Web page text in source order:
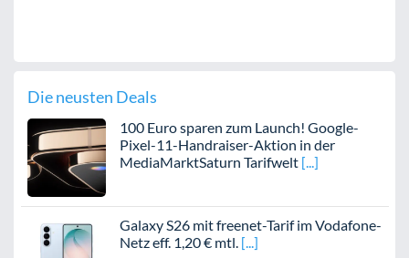
Die neusten Deals
100 Euro sparen zum Launch! Google-
Pixel-11-Handraiser-Aktion in der
MediaMarktSaturn Tarifwelt
Galaxy S26 mit freenet-Tarif im Vodafone-
Netz eff. 1,20 € mtl.